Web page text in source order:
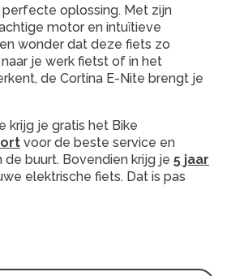
oplossing. Met zijn
motor en intuïtieve
wonder dat deze fiets zo
je werk fietst of in het
de Cortina E-Nite brengt je
krijg je gratis het Bike
voor de beste service en
de buurt. Bovendien krijg je 5 jaar
elektrische fiets. Dat is pas